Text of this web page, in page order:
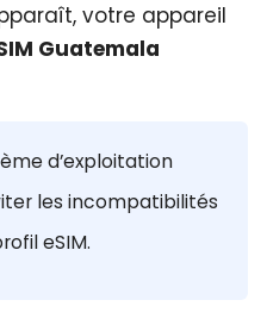
votre appareil
Guatemala
d’exploitation
les incompatibilités
eSIM.